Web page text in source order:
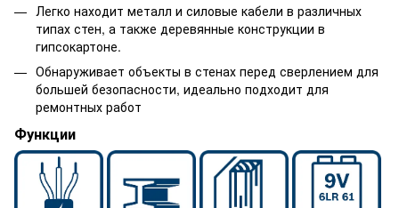
Легко находит металл и силовые кабели в различных
типах стен, а также деревянные конструкции в
гипсокартоне.
Обнаруживает объекты в стенах перед сверлением для
большей безопасности, идеально подходит для
ремонтных работ
Функции